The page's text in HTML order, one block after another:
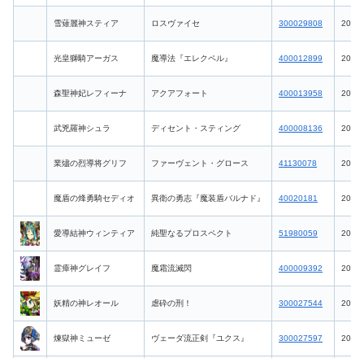
雪薙麗神スティア ロスヴァイセ 300029808
光皇獅騎アーガス 魔導法『エレクペル』 400012899
森聖神妃レフィーナ アクアフォート 400013958
武兇羅神シュラ ディセント・スティング 400008136
業燼の烈導将グリフ ファーヴェント・グロース 41130078
魔盾の烽勇騎セディオ 異衛の勇志『魔装盾バルナド』 40020181
愛導結神ウィンティア 純聖なるプロスペクト 51980059
霊瘴神グレイフ 魔霜流滅閃 400009392
妖精の神レオール 虐砕の刑！ 300027544
煉獄神ミューゼ ヴェーダ流正剣『ユクス』 300027597